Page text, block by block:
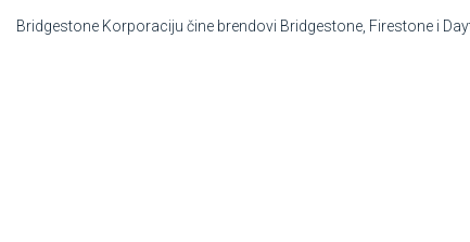
Bridgestone Korporaciju čine brendovi Bridgestone, Firestone i